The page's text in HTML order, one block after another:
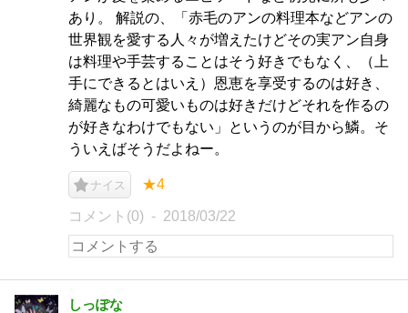
あり。 解説の、「赤毛のアンの料理本などアンの
世界観を愛する人々が増えたけどその実アン自身
は料理や手芸することはそう好きでもなく、（上
手にできるとはいえ）恩恵を享受するのは好き、
綺麗なもの可愛いものは好きだけどそれを作るの
が好きなわけでもない」というのが目から鱗。そ
ういえばそうだよねー。
ナイス ★4
コメント(0) 2018/03/22
しっぽな